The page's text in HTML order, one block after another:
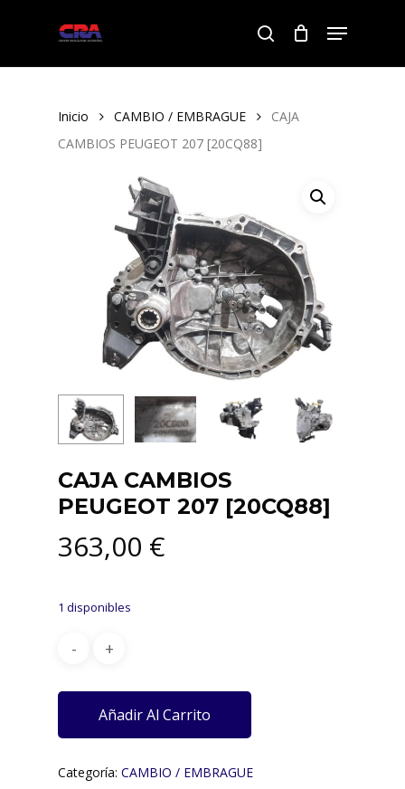
search
Menu
Inicio CAMBIO / EMBRAGUE
CAJA
CAMBIOS PEUGEOT 207 [20CQ88]
CAJA CAMBIOS
PEUGEOT 207 [20CQ88]
363,00 €
1 disponibles
Añadir Al Carrito
Categoría: CAMBIO / EMBRAGUE